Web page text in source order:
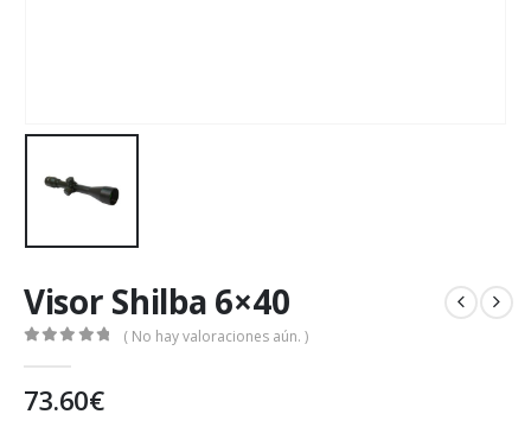
Visor Shilba 6×40
( No hay valoraciones aún. )
73.60€